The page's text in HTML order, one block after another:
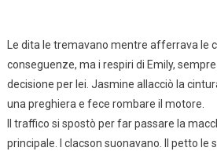
Le dita le tremavano mentre afferrava le
conseguenze, ma i respiri di Emily,
decisione per lei. Jasmine allacciò la
una preghiera e fece rombare il motore.
Il traffico si spostò per far passare la
principale. I clacson suonavano. Il petto le